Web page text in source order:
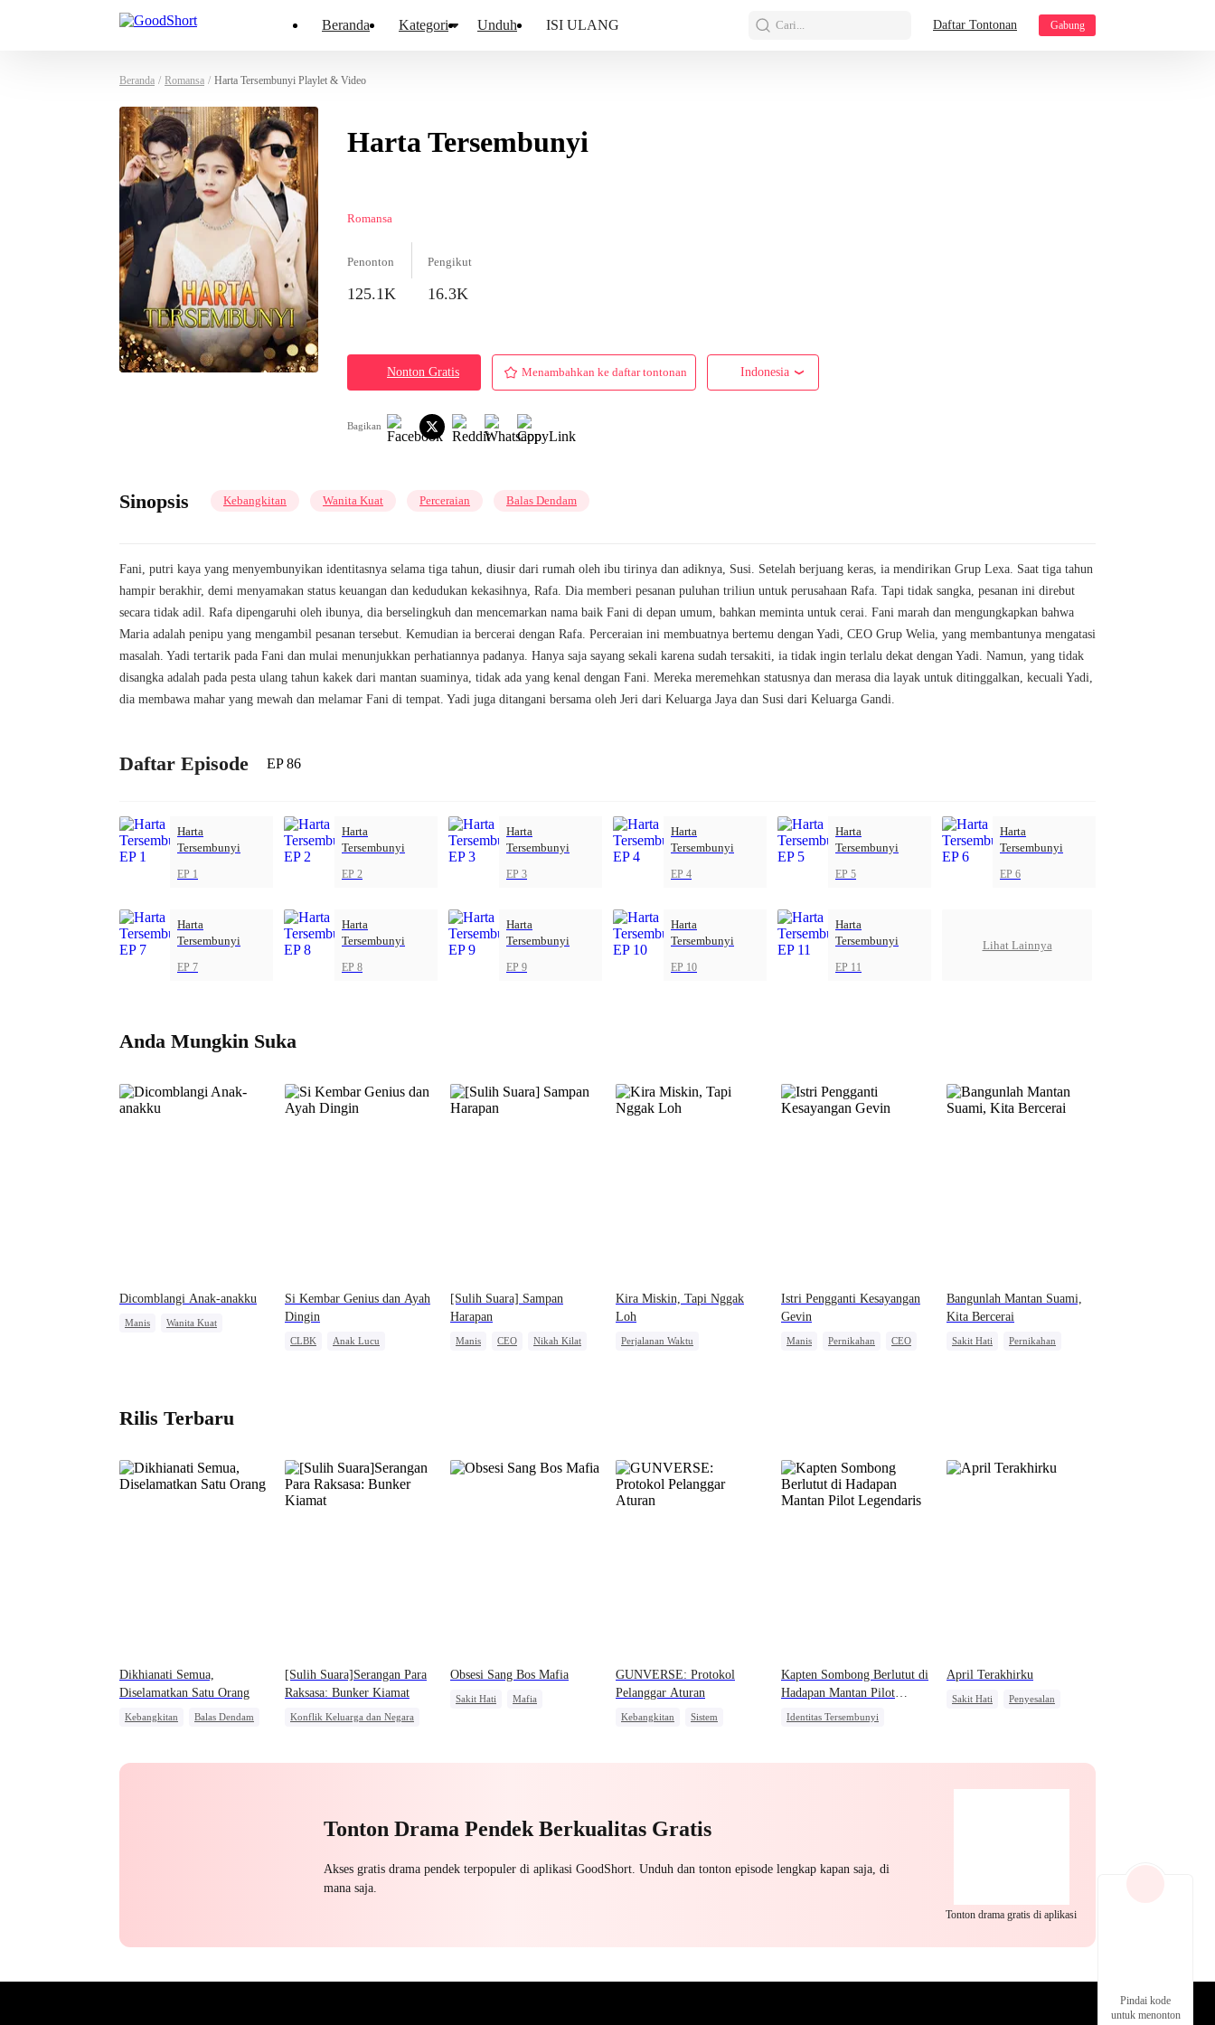
Beranda Kategori Unduh ISI ULANG Cari... Daftar Tontonan Gabung
Beranda / Romansa / Harta Tersembunyi Playlet & Video
Harta Tersembunyi
Romansa
Penonton
125.1K
Pengikut
16.3K
Nonton Gratis Menambahkan ke daftar tontonan Indonesia
Bagikan
Sinopsis Kebangkitan Wanita Kuat Perceraian Balas Dendam
Fani, putri kaya yang menyembunyikan identitasnya selama tiga tahun, diusir dari rumah oleh ibu tirinya dan adiknya, Susi. Setelah berjuang keras, ia mendirikan Grup Lexa. Saat tiga tahun
hampir berakhir, demi menyamakan status keuangan dan kedudukan kekasihnya, Rafa. Dia memberi pesanan puluhan triliun untuk perusahaan Rafa. Tapi tidak sangka, pesanan ini direbut
secara tidak adil. Rafa dipengaruhi oleh ibunya, dia berselingkuh dan mencemarkan nama baik Fani di depan umum, bahkan meminta untuk cerai. Fani marah dan mengungkapkan bahwa
Maria adalah penipu yang mengambil pesanan tersebut. Kemudian ia bercerai dengan Rafa. Perceraian ini membuatnya bertemu dengan Yadi, CEO Grup Welia, yang membantunya mengatasi
masalah. Yadi tertarik pada Fani dan mulai menunjukkan perhatiannya padanya. Hanya saja sayang sekali karena sudah tersakiti, ia tidak ingin terlalu dekat dengan Yadi. Namun, yang tidak
disangka adalah pada pesta ulang tahun kakek dari mantan suaminya, tidak ada yang kenal dengan Fani. Mereka meremehkan statusnya dan merasa dia layak untuk ditinggalkan, kecuali Yadi,
dia membawa mahar yang mewah dan melamar Fani di tempat. Yadi juga ditangani bersama oleh Jeri dari Keluarga Jaya dan Susi dari Keluarga Gandi.
Daftar Episode EP 86
Harta
Tersembunyi
EP 1
Harta
Tersembunyi
EP 2
Harta
Tersembunyi
EP 3
Harta
Tersembunyi
EP 4
Harta
Tersembunyi
EP 5
Harta
Tersembunyi
EP 6
Harta
Tersembunyi
EP 7
Harta
Tersembunyi
EP 8
Harta
Tersembunyi
EP 9
Harta
Tersembunyi
EP 10
Harta
Tersembunyi
EP 11
Lihat Lainnya
Anda Mungkin Suka
Dicomblangi Anak-anakku
Manis
Wanita Kuat
Si Kembar Genius dan Ayah
Dingin
CLBK
Anak Lucu
[Sulih Suara] Sampan
Harapan
Manis CEO
Nikah Kilat
Kira Miskin, Tapi Nggak
Loh
Perjalanan Waktu
Istri Pengganti Kesayangan
Gevin
Manis Pernikahan
CEO
Bangunlah Mantan Suami,
Kita Bercerai
Sakit Hati
Pernikahan
Rilis Terbaru
Dikhianati Semua,
Diselamatkan Satu Orang
Kebangkitan
Balas Dendam
[Sulih Suara]Serangan Para
Raksasa: Bunker Kiamat
Konflik Keluarga dan Negara
Obsesi Sang Bos Mafia
Sakit Hati
Mafia
GUNVERSE: Protokol
Pelanggar Aturan
Kebangkitan
Sistem
Kapten Sombong Berlutut di
Hadapan Mantan Pilot
Legendaris
Identitas Tersembunyi
April Terakhirku
Sakit Hati
Penyesalan
Tonton Drama Pendek Berkualitas Gratis
Akses gratis drama pendek terpopuler di aplikasi GoodShort. Unduh dan tonton episode lengkap kapan saja, di
mana saja.
Tonton drama gratis di aplikasi
Pindai kode
untuk menonton